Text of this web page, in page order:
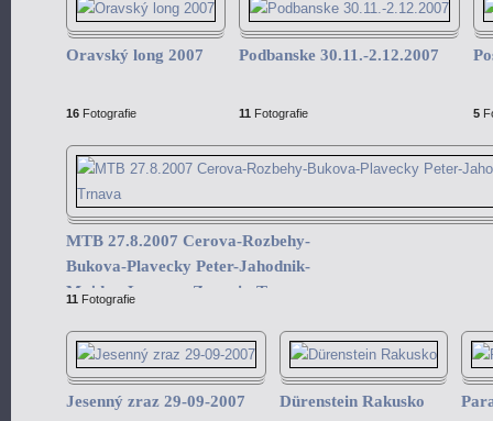
Oravský long 2007
16 Fotografie
Podbanske 30.11.-2.12.2007
11 Fotografie 5
MTB 27.8.2007 Cerova-Rozbehy-
Bukova-Plavecky Peter-Jahodnik-
Majdan-Losonec-Zvoncin-Trnava
11 Fotografie
Jesenný zraz 29-09-2007 Dürenstein Rakusko